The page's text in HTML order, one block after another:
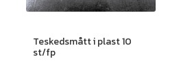
Teskedsmått i plast 10
st/fp